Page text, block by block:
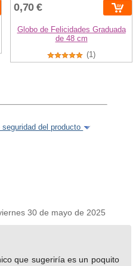
0,70 €
Globo de Felicidades Graduada
de 48 cm
(1)
del producto
30 de mayo de 2025
que sugeriría es un poquito